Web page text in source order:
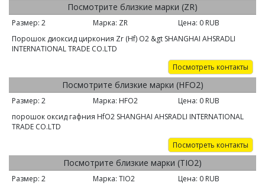
Посмотрите близкие марки (ZR)
Размер: 2 Марка: ZR Цена: 0 RUB
Порошок диоксид циркония Zr (Hf) O2 &gt SHANGHAI AHSRADLI
INTERNATIONAL TRADE CО.LTD
Посмотреть контакты
Посмотрите близкие марки (HFO2)
Размер: 2 Марка: HFO2 Цена: 0 RUB
порошок оксид гафния HfO2 SHANGHAI AHSRADLI INTERNATIONAL
TRADE CО.LTD
Посмотреть контакты
Посмотрите близкие марки (TIO2)
Размер: 2 Марка: TIO2 Цена: 0 RUB